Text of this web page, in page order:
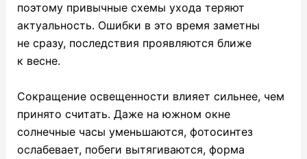
поэтому привычные схемы ухода теряют
актуальность. Ошибки в это время заметны
не сразу, последствия проявляются ближе
к весне.
Сокращение освещенности влияет сильнее, чем
принято считать. Даже на южном окне
солнечные часы уменьшаются, фотосинтез
ослабевает, побеги вытягиваются, форма